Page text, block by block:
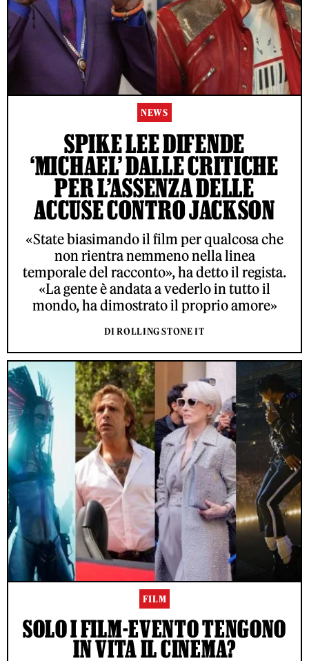
NEWS
SPIKE LEE DIFENDE
‘MICHAEL’ DALLE CRITICHE
PER L’ASSENZA DELLE
ACCUSE CONTRO JACKSON
«State biasimando il film per qualcosa che
non rientra nemmeno nella linea
temporale del racconto», ha detto il regista.
«La gente è andata a vederlo in tutto il
mondo, ha dimostrato il proprio amore»
DI ROLLING STONE IT
FILM
SOLO I FILM-EVENTO TENGONO
IN VITA IL CINEMA?